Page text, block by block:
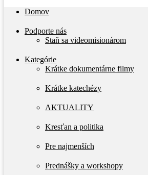
Domov
Podporte nás
Staň sa videomisionárom
Kategórie
Krátke dokumentárne filmy
Krátke katechézy
AKTUALITY
Kresťan a politika
Pre najmenších
Prednášky a workshopy